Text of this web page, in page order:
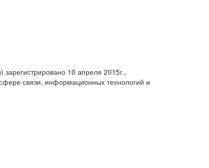
10 апреля 2015г.,
связи, информационных технологий и